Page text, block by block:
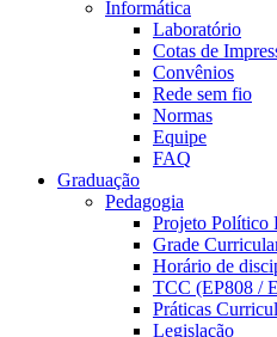
Informática
Laboratório
Cotas de
Convênios
Rede sem fio
Normas
Equipe
FAQ
Graduação
Pedagogia
Projeto Político
Grade
Horário de
TCC (EP808 /
Práticas
Legislação